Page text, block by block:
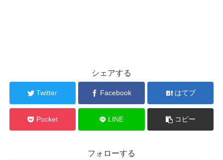
シェアする
Twitter Facebook はてブ
Pocket LINE コピー
フォローする